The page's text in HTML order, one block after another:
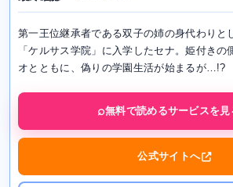
第一王位継承者である双子の姉の身代わりと
「ケルサス学院」に入学したセナ。姫付きの
オとともに、偽りの学園生活が始まるが…!?
無料で読めるサービスを見
公式サイトへ